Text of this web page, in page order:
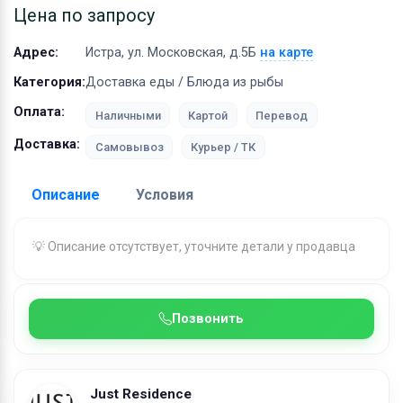
Позвонить
Just Residence
Цена по запросу
Адрес: Истра, ул. Московская, д.5Б на карте
Категория:Доставка еды / Блюда из рыбы
Оплата:
Наличными Картой Перевод
Доставка: Самовывоз Курьер / ТК
Описание Условия
💡 Описание отсутствует, уточните детали у продавца
Доставка:
Условия и гарантии: